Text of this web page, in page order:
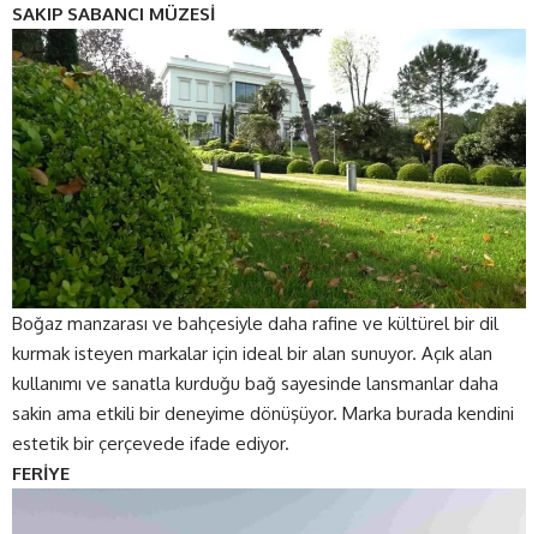
SAKIP SABANCI MÜZESİ
Boğaz manzarası ve bahçesiyle daha rafine ve kültürel bir dil
kurmak isteyen markalar için ideal bir alan sunuyor. Açık alan
kullanımı ve sanatla kurduğu bağ sayesinde lansmanlar daha
sakin ama etkili bir deneyime dönüşüyor. Marka burada kendini
estetik bir çerçevede ifade ediyor.
FERİYE